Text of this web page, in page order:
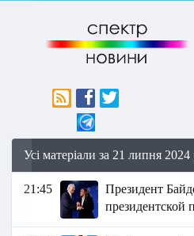
Усі матеріали за 21 липня
21:45
Президент
президентской